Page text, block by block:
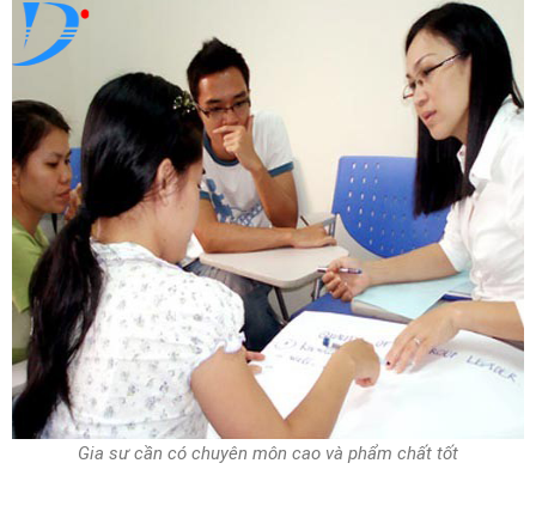
Gia sư cần có chuyên môn cao và phẩm chất tốt